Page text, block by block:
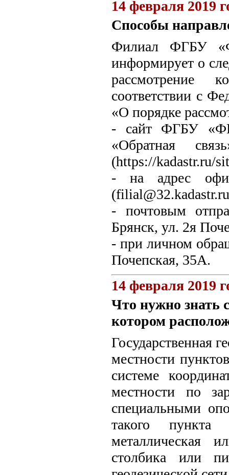
14 февраля 2019
Способы
Филиал ФГБУ
информирует о
рассмотрение
соответствии с
«О порядке
- сайт ФГБУ
«Обратная
(https://kadastr.ru/
- на адрес
- почтовым
Брянск, ул. 2я
- при личном
Почепская, 35А.
14 февраля 2019
Что нужно знать
котором
Государственная
местности
системе
местности по
специальными
такого пункта
металлическая
столбика или